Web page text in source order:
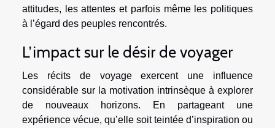
attitudes, les attentes et parfois même les politiques
à l’égard des peuples rencontrés.
L’impact sur le désir de voyager
Les récits de voyage exercent une influence
considérable sur la motivation intrinsèque à explorer
de nouveaux horizons. En partageant une
expérience vécue, qu’elle soit teintée d’inspiration ou